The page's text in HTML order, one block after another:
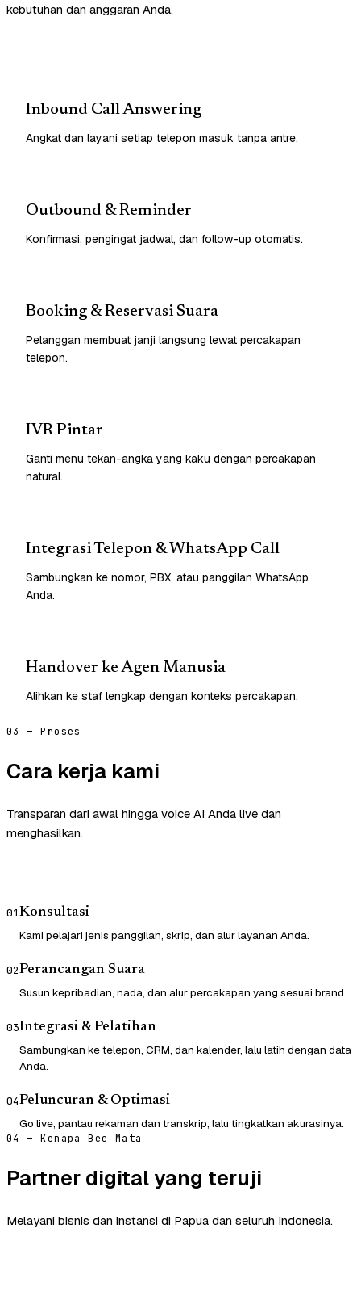
kebutuhan dan anggaran Anda.
Inbound Call Answering
Angkat dan layani setiap telepon masuk tanpa antre.
Outbound & Reminder
Konfirmasi, pengingat jadwal, dan follow-up otomatis.
Booking & Reservasi Suara
Pelanggan membuat janji langsung lewat percakapan
telepon.
IVR Pintar
Ganti menu tekan-angka yang kaku dengan percakapan
natural.
Integrasi Telepon & WhatsApp Call
Sambungkan ke nomor, PBX, atau panggilan WhatsApp
Anda.
Handover ke Agen Manusia
Alihkan ke staf lengkap dengan konteks percakapan.
03 — Proses
Cara kerja kami
Transparan dari awal hingga voice AI Anda live dan
menghasilkan.
01Konsultasi
Kami pelajari jenis panggilan, skrip, dan alur layanan Anda.
02Perancangan Suara
Susun kepribadian, nada, dan alur percakapan yang sesuai brand.
03Integrasi & Pelatihan
Sambungkan ke telepon, CRM, dan kalender, lalu latih dengan data
Anda.
04Peluncuran & Optimasi
Go live, pantau rekaman dan transkrip, lalu tingkatkan akurasinya.
04 — Kenapa Bee Mata
Partner digital yang teruji
Melayani bisnis dan instansi di Papua dan seluruh Indonesia.